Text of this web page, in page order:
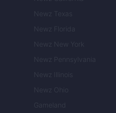
Newz Texas
Newz Florida
Newz New York
Newz Pennsylvania
Newz Illinois
Newz Ohio
Gameland